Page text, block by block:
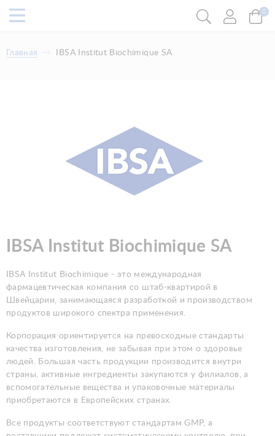
0
Главная IBSA Institut Biochimique SA
IBSA Institut Biochimique SA
IBSA Institut Biochimique - это международная
фармацевтическая компания со штаб-квартирой в
Швейцарии, занимающаяся разработкой и производством
продуктов широкого спектра применения.
Корпорация ориентируется на превосходные стандарты
качества изготовления, не забывая при этом о здоровье
людей. Большая часть продукции производится внутри
страны, активные ингредиенты закупаются у филиалов, а
вспомогательные вещества и упаковочные материалы
приобретаются в Европейских странах.
Все продукты соответствуют стандартам GMP, а